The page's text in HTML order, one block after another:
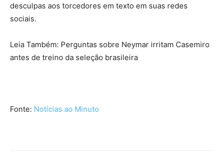
desculpas aos torcedores em texto em suas redes
sociais.
Leia Também: Perguntas sobre Neymar irritam Casemiro
antes de treino da seleção brasileira
Fonte: Notícias ao Minuto